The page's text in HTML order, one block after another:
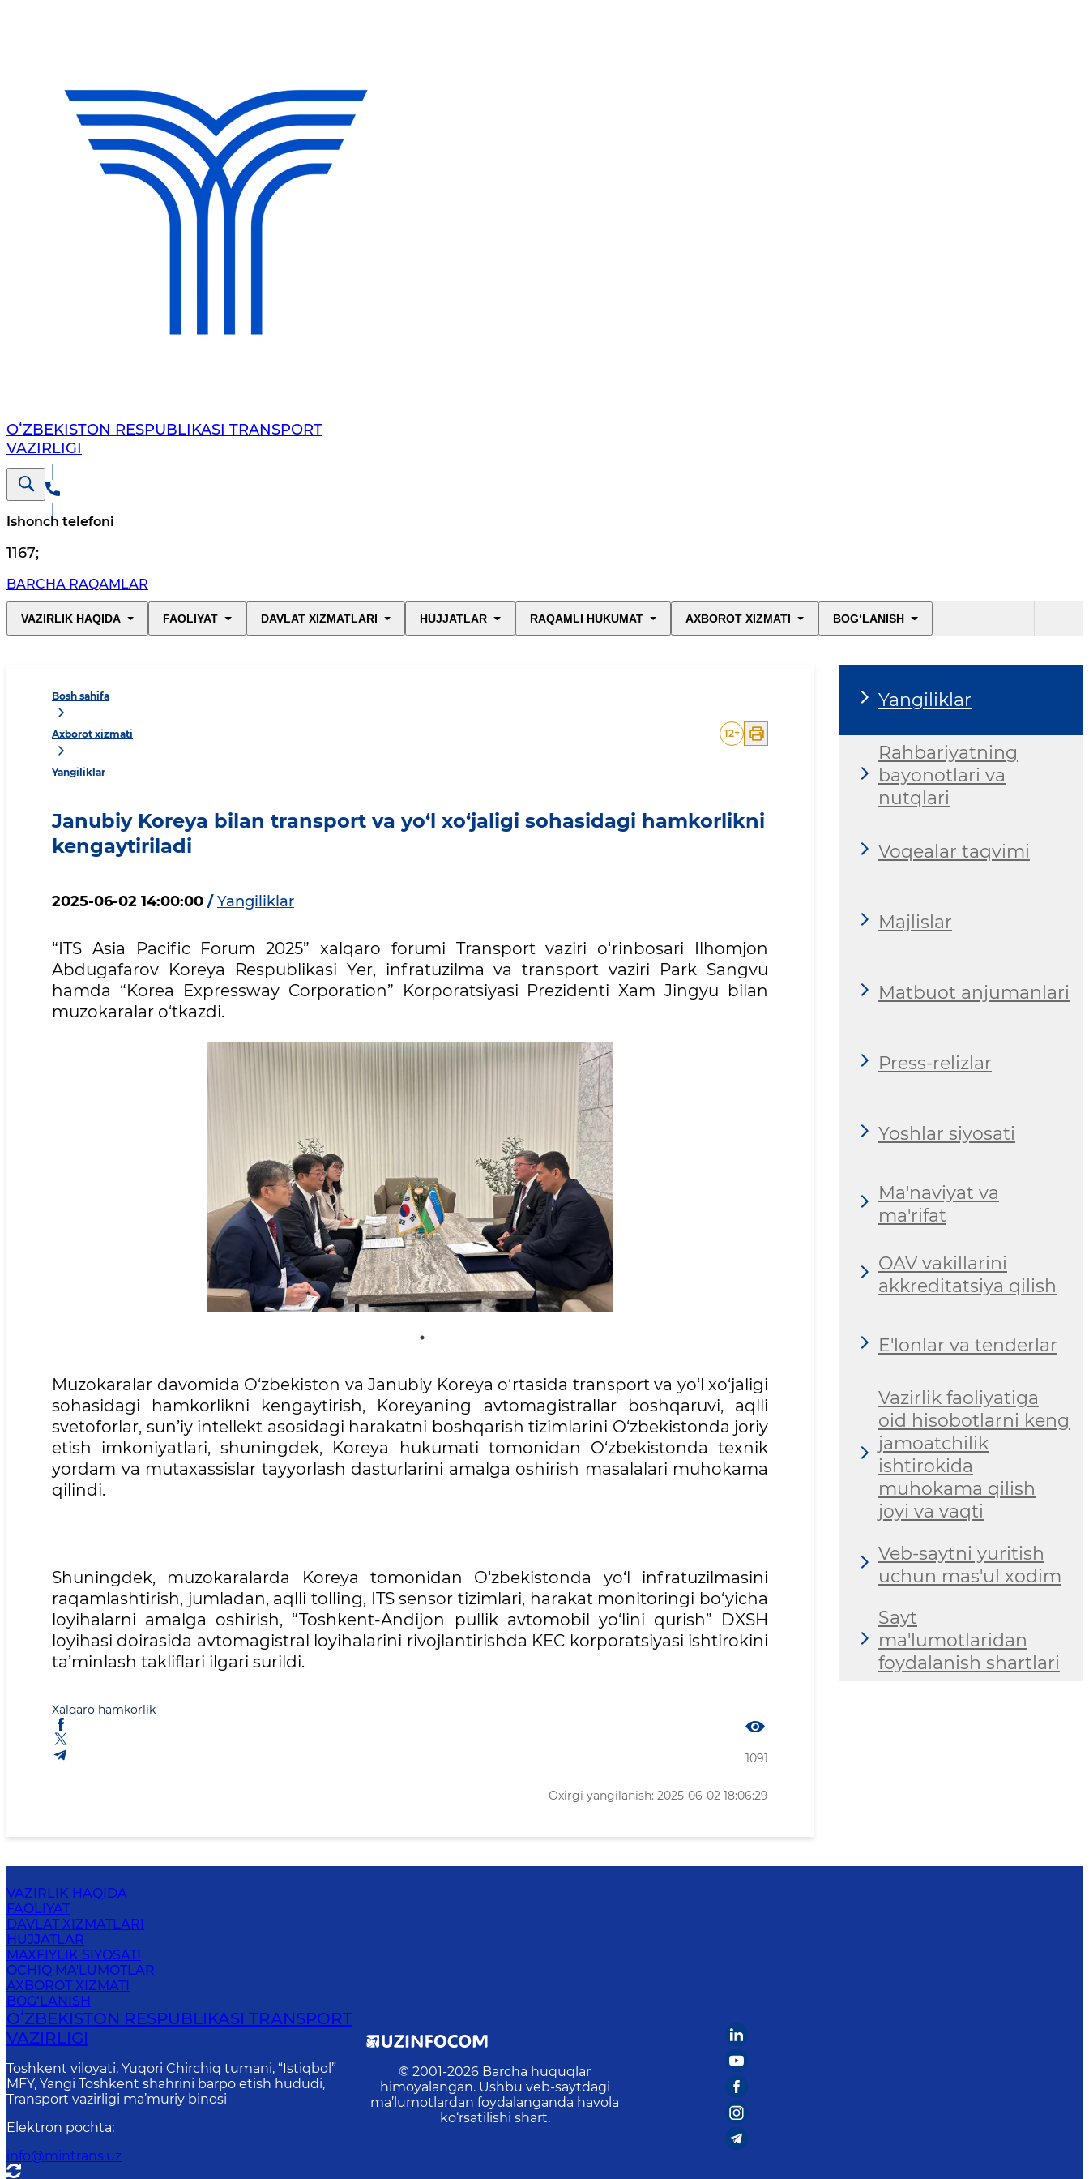
OʻZBEKISTON RESPUBLIKASI TRANSPORT
VAZIRLIGI
Ishonch telefoni
1167;
BARCHA RAQAMLAR
VAZIRLIK HAQIDA FAOLIYAT DAVLAT XIZMATLARI HUJJATLAR RAQAMLI HUKUMAT AXBOROT XIZMATI BOG‘LANISH
Bosh sahifa
Axborot xizmati
Yangiliklar
12+
Janubiy Koreya bilan transport va yo‘l xo‘jaligi sohasidagi hamkorlikni
kengaytiriladi
2025-06-02 14:00:00 / Yangiliklar
“ITS Asia Pacific Forum 2025” xalqaro forumi Transport vaziri o‘rinbosari Ilhomjon
Abdugafarov Koreya Respublikasi Yer, infratuzilma va transport vaziri Park Sangvu
hamda “Korea Expressway Corporation” Korporatsiyasi Prezidenti Xam Jingyu bilan
muzokaralar o‘tkazdi.
Muzokaralar davomida O‘zbekiston va Janubiy Koreya o‘rtasida transport va yo‘l xo‘jaligi
sohasidagi hamkorlikni kengaytirish, Koreyaning avtomagistrallar boshqaruvi, aqlli
svetoforlar, sun’iy intellekt asosidagi harakatni boshqarish tizimlarini O‘zbekistonda joriy
etish imkoniyatlari, shuningdek, Koreya hukumati tomonidan O‘zbekistonda texnik
yordam va mutaxassislar tayyorlash dasturlarini amalga oshirish masalalari muhokama
qilindi.
Shuningdek, muzokaralarda Koreya tomonidan O‘zbekistonda yo‘l infratuzilmasini
raqamlashtirish, jumladan, aqlli tolling, ITS sensor tizimlari, harakat monitoringi bo‘yicha
loyihalarni amalga oshirish, “Toshkent-Andijon pullik avtomobil yo‘lini qurish” DXSH
loyihasi doirasida avtomagistral loyihalarini rivojlantirishda KEC korporatsiyasi ishtirokini
ta’minlash takliflari ilgari surildi.
Xalqaro hamkorlik
1091
Oxirgi yangilanish: 2025-06-02 18:06:29
Yangiliklar
Rahbariyatning
bayonotlari va
nutqlari
Voqealar taqvimi
Majlislar
Matbuot anjumanlari
Press-relizlar
Yoshlar siyosati
Ma'naviyat va
ma'rifat
OAV vakillarini
akkreditatsiya qilish
E'lonlar va tenderlar
Vazirlik faoliyatiga
oid hisobotlarni keng
jamoatchilik
ishtirokida
muhokama qilish
joyi va vaqti
Veb-saytni yuritish
uchun mas'ul xodim
Sayt
ma'lumotlaridan
foydalanish shartlari
VAZIRLIK HAQIDA
FAOLIYAT
DAVLAT XIZMATLARI
HUJJATLAR
MAXFIYLIK SIYOSATI
OCHIQ MA'LUMOTLAR
AXBOROT XIZMATI
BOG‘LANISH
OʻZBEKISTON RESPUBLIKASI TRANSPORT
VAZIRLIGI
Toshkent viloyati, Yuqori Chirchiq tumani, “Istiqbol”
MFY, Yangi Toshkent shahrini barpo etish hududi,
Transport vazirligi ma’muriy binosi
Elektron pochta:
info@mintrans.uz
© 2001-2026 Barcha huquqlar
himoyalangan. Ushbu veb-saytdagi
ma’lumotlardan foydalanganda havola
ko‘rsatilishi shart.